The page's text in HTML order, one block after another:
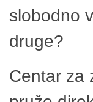
slobodno
druge?
Centar za